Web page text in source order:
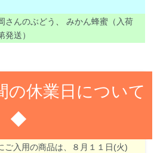
さんのぶどう 、みかん蜂蜜（入荷
発送）
休業日について
◆
６日(日)はお盆期間のため休業
入用の商品は、８月１１日(火)